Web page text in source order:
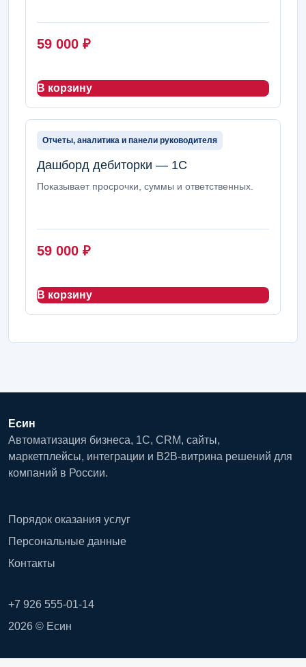
59 000 ₽
В корзину
Отчеты, аналитика и панели руководителя
Дашборд дебиторки — 1С
Показывает просрочки, суммы и ответственных.
59 000 ₽
В корзину
Есин
Автоматизация бизнеса, 1С, CRM, сайты,
маркетплейсы, интеграции и B2B-витрина решений для
компаний в России.
Порядок оказания услуг
Персональные данные
Контакты
+7 926 555-01-14
2026 © Есин